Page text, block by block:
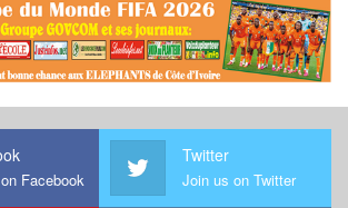
Facebook
Twitter
Join us on Twitter